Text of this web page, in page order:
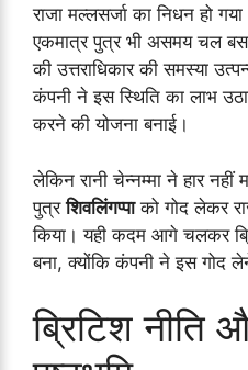
राजा मल्लसर्जा का निधन हो
एकमात्र पुत्र भी असमय चल
की उत्तराधिकार की समस्या
कंपनी ने इस स्थिति का लाभ
करने की योजना बनाई।
लेकिन रानी चेन्नम्मा ने हार नहीं
पुत्रशिवलिंगप्पाको गोद लेकर
किया। यही कदम आगे चलकर
बना, क्योंकि कंपनी ने इस गोद
ब्रिटिश नीति